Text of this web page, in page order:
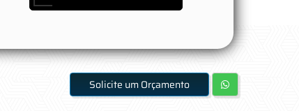
Solicite um Orçamento